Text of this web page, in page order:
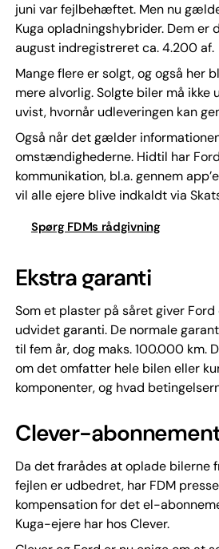
juni var fejlbehæftet. Men nu
Kuga opladningshybrider. Dem er
august indregistreret ca. 4.200 af.
Mange flere er solgt, og også her
mere alvorlig. Solgte biler må ikke
uvist, hvornår udleveringen kan
Også når det gælder
omstændighederne. Hidtil har
kommunikation, bl.a. gennem
vil alle ejere blive indkaldt via
Spørg FDMs rådgivning
Ekstra garanti
Som et plaster på såret giver Ford
udvidet garanti. De normale
til fem år, dog maks. 100.000 km.
om det omfatter hele bilen eller
komponenter, og hvad
Clever-
Da det frarådes at oplade bilerne
fejlen er udbedret, har FDM
kompensation for det el-
Kuga-ejere har hos Clever.